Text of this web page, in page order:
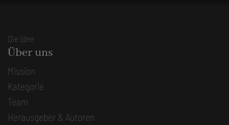
Die Idee
Über uns
Mission
Kategorie
Team
Herausgeber & Autoren